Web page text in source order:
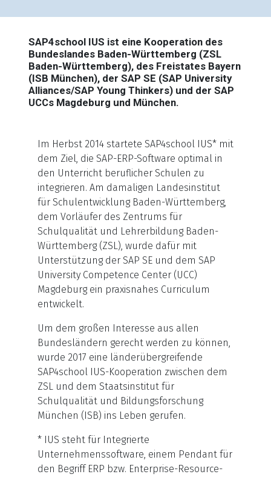
SAP4school IUS ist eine Kooperation des
Bundeslandes Baden-Württemberg (ZSL
Baden-Württemberg), des Freistates Bayern
(ISB München), der SAP SE (SAP University
Alliances/SAP Young Thinkers) und der SAP
UCCs Magdeburg und München.
Im Herbst 2014 startete SAP4school IUS* mit
dem Ziel, die SAP-ERP-Software optimal in
den Unterricht beruflicher Schulen zu
integrieren. Am damaligen Landesinstitut
für Schulentwicklung Baden-Württemberg,
dem Vorläufer des Zentrums für
Schulqualität und Lehrerbildung Baden-
Württemberg (ZSL), wurde dafür mit
Unterstützung der SAP SE und dem SAP
University Competence Center (UCC)
Magdeburg ein praxisnahes Curriculum
entwickelt.
Um dem großen Interesse aus allen
Bundesländern gerecht werden zu können,
wurde 2017 eine länderübergreifende
SAP4school IUS-Kooperation zwischen dem
ZSL und dem Staatsinstitut für
Schulqualität und Bildungsforschung
München (ISB) ins Leben gerufen.
* IUS steht für Integrierte
Unternehmenssoftware, einem Pendant für
den Begriff ERP bzw. Enterprise-Resource-